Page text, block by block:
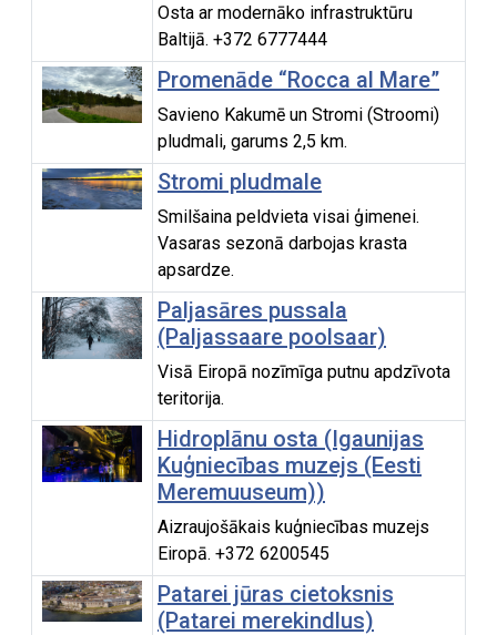
Osta ar modernāko infrastruktūru
Baltijā. +372 6777444
Promenāde “Rocca al Mare”
Savieno Kakumē un Stromi (Stroomi)
pludmali, garums 2,5 km.
Stromi pludmale
Smilšaina peldvieta visai ģimenei.
Vasaras sezonā darbojas krasta
apsardze.
Paljasāres pussala
(Paljassaare poolsaar)
Visā Eiropā nozīmīga putnu apdzīvota
teritorija.
Hidroplānu osta (Igaunijas
Kuģniecības muzejs (Eesti
Meremuuseum))
Aizraujošākais kuģniecības muzejs
Eiropā. +372 6200545
Patarei jūras cietoksnis
(Patarei merekindlus)